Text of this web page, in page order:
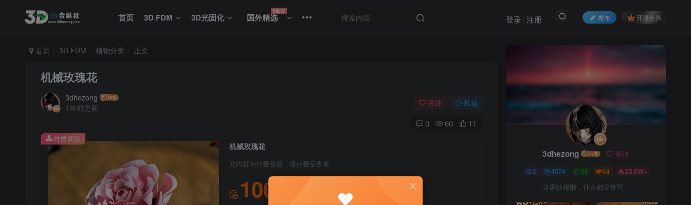
首页 3D FDM 3D光固化 国外精选
NEW
发布 开通会员
登录 注册
首页 3D FDM 植物分类 正文
机械玫瑰花
3dhezong
1年前更新
关注 私信
0 60 11
机械玫瑰花
此内容为付费资源，请付费后查看
100
付费资源
3dhezong 关注
2 4574 93 64 23.8W+
这家伙很懒，什么都没有写...